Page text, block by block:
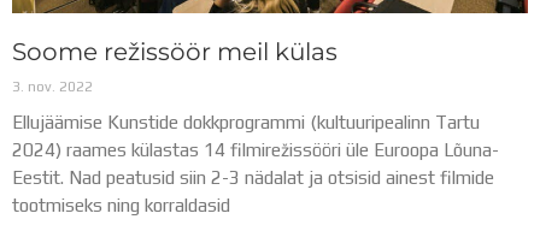
Virtuaaltuur
Õpilasesindus
Soome režissöör meil külas
3. nov. 2022
Ellujäämise Kunstide dokkprogrammi (kultuuripealinn Tartu
2024) raames külastas 14 filmirežissööri üle Euroopa Lõuna-
Eestit. Nad peatusid siin 2-3 nädalat ja otsisid ainest filmide
tootmiseks ning korraldasid